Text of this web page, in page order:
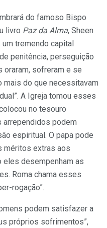
do famoso Bispo
livro Paz da Alma, Sheen
tremendo capital
penitência, perseguição
sofreram e se
mais do que necessitavam
A Igreja tomou esses
no tesouro
arrependidos podem
espiritual. O papa pode
méritos extras aos
eles desempenham as
Roma chama esses
rogação”.
podem satisfazer a
próprios sofrimentos”,